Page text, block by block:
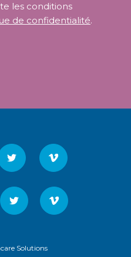
les conditions
de confidentialité.
Solutions